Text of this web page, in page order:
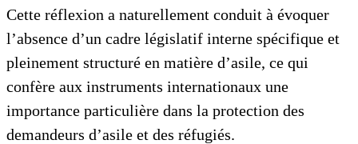
Cette réflexion a naturellement conduit à évoquer
l’absence d’un cadre législatif interne spécifique et
pleinement structuré en matière d’asile, ce qui
confère aux instruments internationaux une
importance particulière dans la protection des
demandeurs d’asile et des réfugiés.